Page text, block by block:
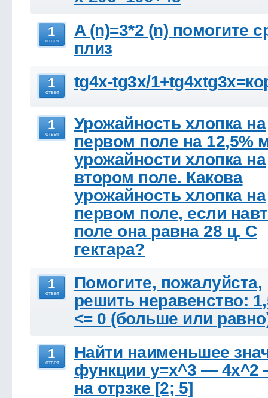
1
ответ
A (n)=3*2 (n) помогите
плиз
1
ответ
tg4x-tg3x/
1
ответ
Урожайность хлопка на
первом поле на 12,5%
урожайности хлопка на
втором поле. Какова
урожайность хлопка на
первом поле, если
поле она равна 28 ц. С
гектара?
1
ответ
Помогите, пожалуйста,
решить неравенство:
<= 0 (больше или
1
ответ
Найти наименьшее
функции y=x^3 — 4x^2
на отрзке [2; 5]